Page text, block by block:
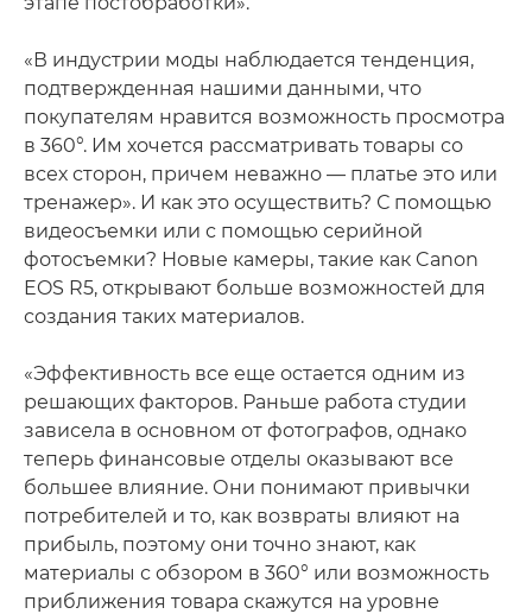
«В индустрии моды наблюдается тенденция,
подтвержденная нашими данными, что
покупателям нравится возможность просмотра
в 360°. Им хочется рассматривать товары со
всех сторон, причем неважно — платье это или
тренажер». И как это осуществить? С помощью
видеосъемки или с помощью серийной
фотосъемки? Новые камеры, такие как Canon
EOS R5, открывают больше возможностей для
создания таких материалов.
«Эффективность все еще остается одним из
решающих факторов. Раньше работа студии
зависела в основном от фотографов, однако
теперь финансовые отделы оказывают все
большее влияние. Они понимают привычки
потребителей и то, как возвраты влияют на
прибыль, поэтому они точно знают, как
материалы с обзором в 360° или возможность
приближения товара скажутся на уровне